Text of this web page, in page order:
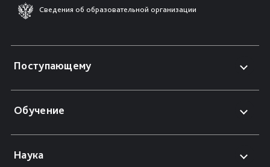
Сведения об образовательной организации
Поступающему
Обучение
Наука